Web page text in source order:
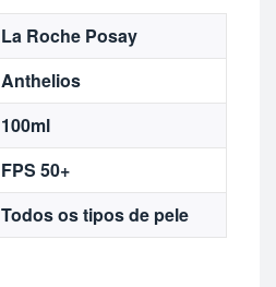
La Roche Posay
Anthelios
100ml
FPS 50+
Todos os tipos de pele